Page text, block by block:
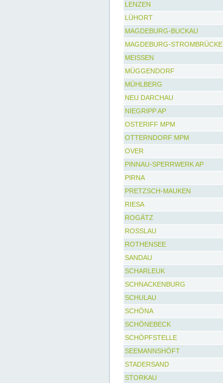
LENZEN
LÜHORT
MAGDEBURG-BUCKAU
MAGDEBURG-STROMBRÜCKE
MEISSEN
MÜGGENDORF
MÜHLBERG
NEU DARCHAU
NIEGRIPP AP
OSTERIFF MPM
OTTERNDORF MPM
OVER
PINNAU-SPERRWERK AP
PIRNA
PRETZSCH-MAUKEN
RIESA
ROGÄTZ
ROSSLAU
ROTHENSEE
SANDAU
SCHARLEUK
SCHNACKENBURG
SCHULAU
SCHÖNA
SCHÖNEBECK
SCHÖPFSTELLE
SEEMANNSHÖFT
STADERSAND
STORKAU